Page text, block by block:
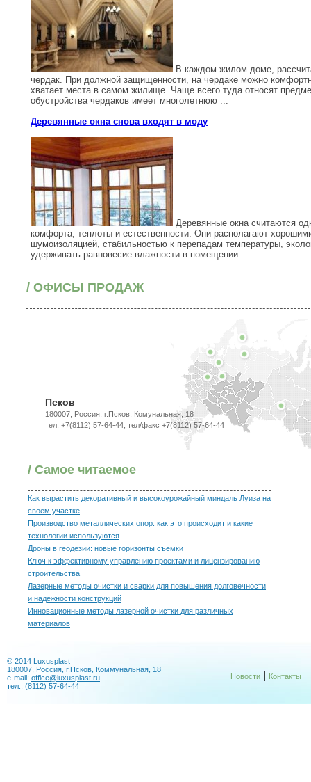
В каждом жилом доме,
чердак. При должной защищенности, на чердаке можно
хватает места в самом жилище. Чаще всего туда относят
обустройства чердаков имеет многолетнюю ...
Деревянные окна снова входят в моду
Деревянные окна считаются
комфорта, теплоты и естественности. Они располагают
шумоизоляцией, стабильностью к перепадам температуры,
удерживать равновесие влажности в помещении. ...
/ ОФИСЫ ПРОДАЖ
Псков
180007, Россия, г.Псков, Комунальная, 18
тел. +7(8112) 57-64-44, тел/факс +7(8112) 57-64-44
/ Самое читаемое
Как вырастить декоративный и высокоурожайный миндаль Луиза на
своем участке
Производство металлических опор: как это происходит и какие
технологии используются
Дроны в геодезии: новые горизонты съемки
Ключ к эффективному управлению проектами и лицензированию
строительства
Лазерные методы очистки и сварки для повышения долговечности
и надежности конструкций
Инновационные методы лазерной очистки для различных
материалов
© 2014 Luxusplast
180007, Россия, г.Псков, Коммунальная, 18
e-mail: office@luxusplast.ru
тел.: (8112) 57-64-44
Новости Контакты